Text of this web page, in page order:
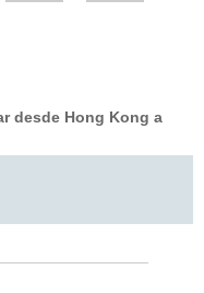
desde Hong Kong a